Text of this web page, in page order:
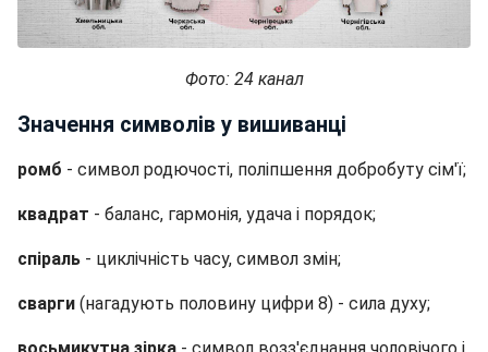
Фото: 24 канал
Значення символів у вишиванці
ромб - символ родючості, поліпшення добробуту сім'ї;
квадрат - баланс, гармонія, удача і порядок;
спіраль - циклічність часу, символ змін;
сварги (нагадують половину цифри 8) - сила духу;